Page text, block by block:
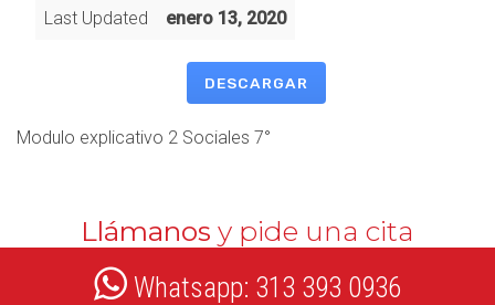
Last Updated enero 13, 2020
DESCARGAR
Modulo explicativo 2 Sociales 7°
Llámanos y pide una cita
Whatsapp: 313 393 0936